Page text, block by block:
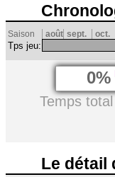
Saison août sept. oct.
Tps jeu:
0%
Temps
Le détail